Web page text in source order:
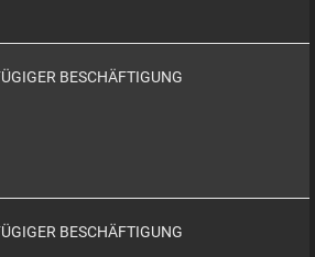
BESCHÄFTIGUNG
BESCHÄFTIGUNG